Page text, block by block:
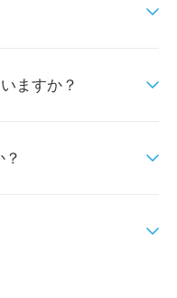
ますか？